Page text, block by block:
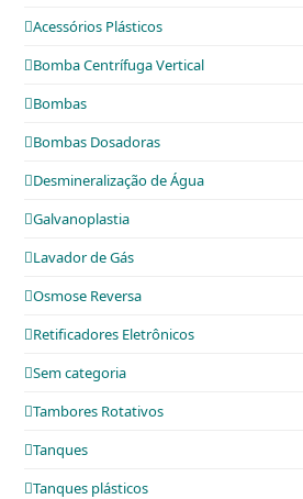
Acessórios Plásticos
Bomba Centrífuga Vertical
Bombas
Bombas Dosadoras
Desmineralização de Água
Galvanoplastia
Lavador de Gás
Osmose Reversa
Retificadores Eletrônicos
Sem categoria
Tambores Rotativos
Tanques
Tanques plásticos